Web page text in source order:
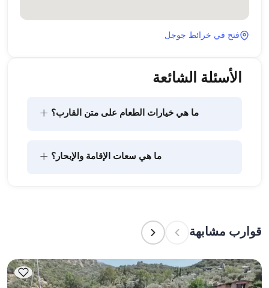
فتح في خرائط جوجل
الأسئلة الشائعة
ما هي خيارات الطعام على متن القارب؟ +
ما هي سعات الإقامة والإبحار؟ +
للإيجارات اليومية، فتنطبق سعة الإبحار.
قوارب مشابهة